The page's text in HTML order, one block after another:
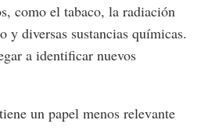
como el tabaco, la radiación
y diversas sustancias químicas.
a identificar nuevos
un papel menos relevante